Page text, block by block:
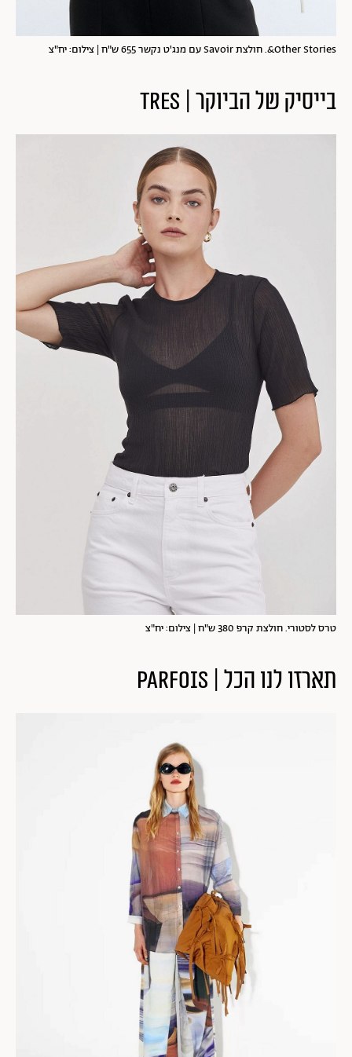
Other Stories&. חולצת Savoir עם מנג'ט נקשר 655 ש"ח | צילום: יח"צ
בייסיק של הביוקר | TRES
טרס לסטורי. חולצת קרפ 380 ש"ח | צילום: יח"צ
תארזו לנו הכל | PARFOIS